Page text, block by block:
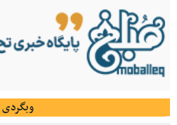
وبگردی